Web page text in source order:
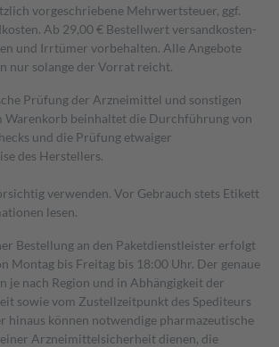
vorgeschriebene Mehrwertsteuer, ggf.
Ab 29,00 € Bestell­wert versand­kosten­
und Irrtümer vorbehalten. Alle Angebote
nur solange der Vorrat reicht.
Prüfung der Arzneimittel und sonstigen
Warenkorb beinhaltet die Durchführung von
und die Prüfung etwaiger
des Herstellers.
verwenden. Vor Gebrauch stets Etikett
lesen.
Bestellung an den Paketdienstleister erfolgt
Montag bis Freitag bis 18:00 Uhr. Der genaue
je nach Region und in Abhängigkeit der
sowie vom Zustellzeitpunkt des Spediteurs
hinaus können notwendige pharmazeutische
Arzneimittelsicherheit dienen, die